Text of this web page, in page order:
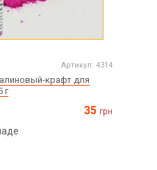
Артикул: 4314
крафт для
г
35 грн